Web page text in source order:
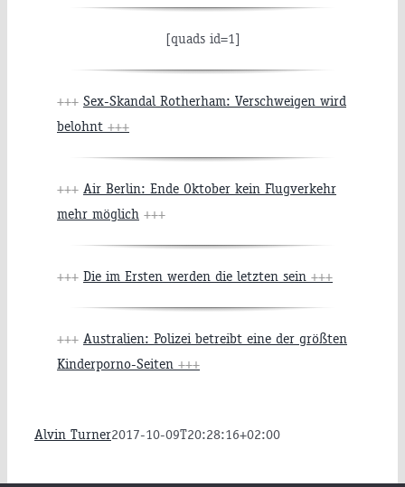
[quads id=1]
+++ Sex-Skandal Rotherham: Verschweigen wird
belohnt +++
+++ Air Berlin: Ende Oktober kein Flugverkehr
mehr möglich +++
+++ Die im Ersten werden die letzten sein +++
+++ Australien: Polizei betreibt eine der größten
Kinderporno-Seiten +++
Alvin Turner2017-10-09T20:28:16+02:00